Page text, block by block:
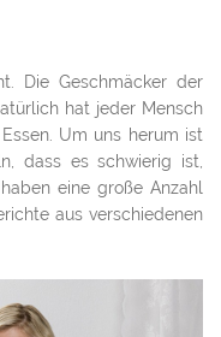
Die Geschmäcker der
hat jeder Mensch
Um uns herum ist
dass es schwierig ist,
eine große Anzahl
aus verschiedenen